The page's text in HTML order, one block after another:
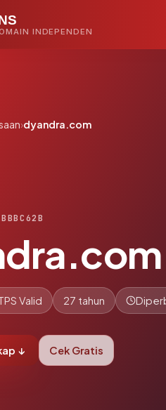
INDEPENDEN
›dyandra.com
Valid 27 tahun
↓ Cek Gratis